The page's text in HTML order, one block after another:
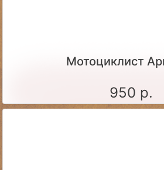
Мотоциклист
950 р.